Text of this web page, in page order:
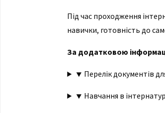
Під час проходження
навички, готовність до
За додатковою
⯆ Перелік документів
⯆ Навчання в